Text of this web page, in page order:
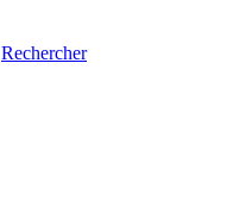
Rechercher